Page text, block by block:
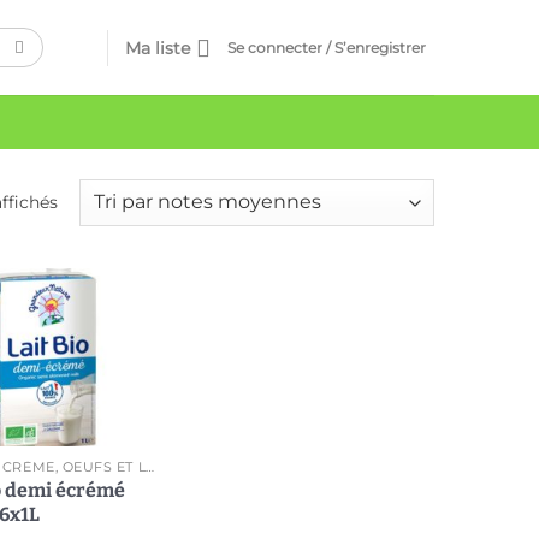
Ma liste Se connecter / S’enregistrer
Ajouter
à ma
demi écrémé